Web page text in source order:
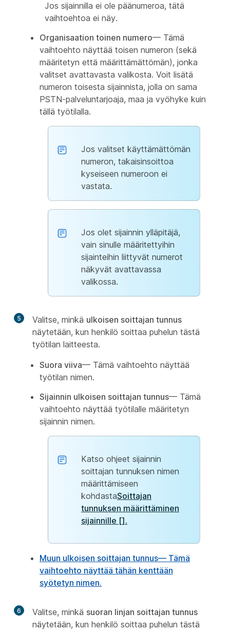
Jos sijainnilla ei ole päänumeroa, tätä
vaihtoehtoa ei näy.
Organisaation toinen numero— Tämä
vaihtoehto näyttää toisen numeron (sekä
määritetyn että määrittämättömän), jonka
valitset avattavasta valikosta. Voit lisätä
numeron toisesta sijainnista, jolla on sama
PSTN-palveluntarjoaja, maa ja vyöhyke kuin
tällä työtilalla.
Jos valitset käyttämättömän
numeron, takaisinsoittoa
kyseiseen numeroon ei
vastata.
Jos olet sijainnin ylläpitäjä,
vain sinulle määritettyihin
sijainteihin liittyvät numerot
näkyvät avattavassa
valikossa.
5 Valitse, minkä ulkoisen soittajan tunnus
näytetään, kun henkilö soittaa puhelun tästä
työtilan laitteesta.
Suora viiva— Tämä vaihtoehto näyttää
työtilan nimen.
Sijainnin ulkoisen soittajan tunnus— Tämä
vaihtoehto näyttää työtilalle määritetyn
sijainnin nimen.
Katso ohjeet sijainnin
soittajan tunnuksen nimen
määrittämiseen
kohdastaSoittajan
tunnuksen määrittäminen
sijainnille [].
Muun ulkoisen soittajan tunnus— Tämä
vaihtoehto näyttää tähän kenttään
syötetyn nimen.
6 Valitse, minkä suoran linjan soittajan tunnus
näytetään, kun henkilö soittaa puhelun tästä